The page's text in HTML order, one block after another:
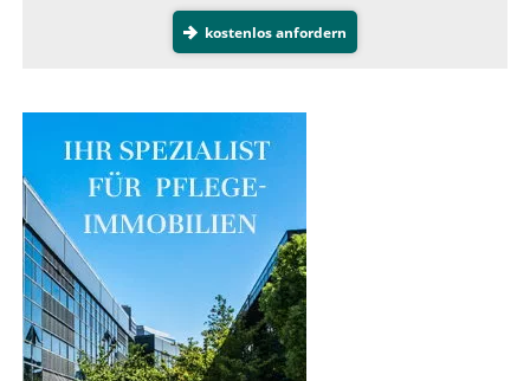
kostenlos anfordern